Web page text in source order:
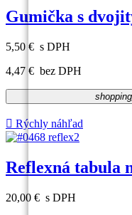
Gumička s
5,50 € s DPH
4,47 € bez DPH
 Rýchly náhľad
Reflexná tabula
20,00 € s DPH